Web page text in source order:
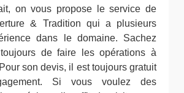
on vous propose le service de
& Tradition qui a plusieurs
dans le domaine. Sachez
de faire les opérations à
son devis, il est toujours gratuit
Si vous voulez des